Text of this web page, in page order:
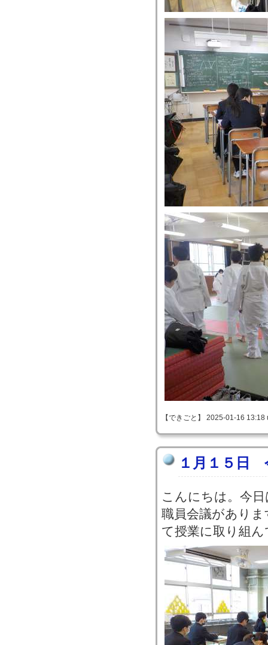
【できごと】 2025-01-16
１月１５日
こんにちは。今
職員会議があり
て授業に取り組